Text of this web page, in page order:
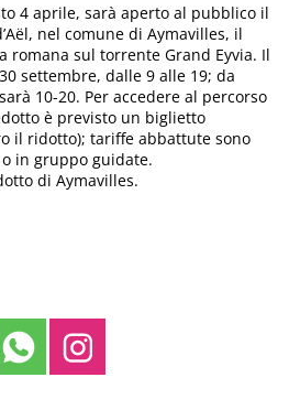
4 aprile, sarà aperto al pubblico il
nel comune di Aymavilles, il
romana sul torrente Grand Eyvia. Il
settembre, dalle 9 alle 19; da
10-20. Per accedere al percorso
è previsto un biglietto
il ridotto); tariffe abbattute sono
in gruppo guidate.
di Aymavilles.